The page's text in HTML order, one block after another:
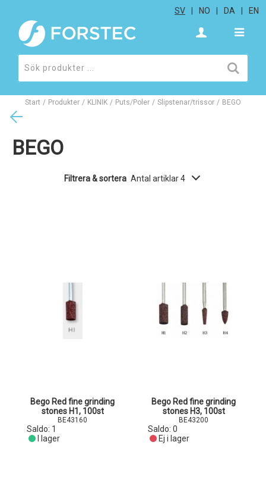
SV NO DA EN
Start / Produkter / KLINIK / Puts/Poler / Slipstenar/trissor / BEGO
BEGO
Filtrera & sortera Antal artiklar 4
Bego Red fine grinding
stones H1, 100st
BE43160
Saldo: 1
I lager
Bego Red fine grinding
stones H3, 100st
BE43200
Saldo: 0
Ej i lager